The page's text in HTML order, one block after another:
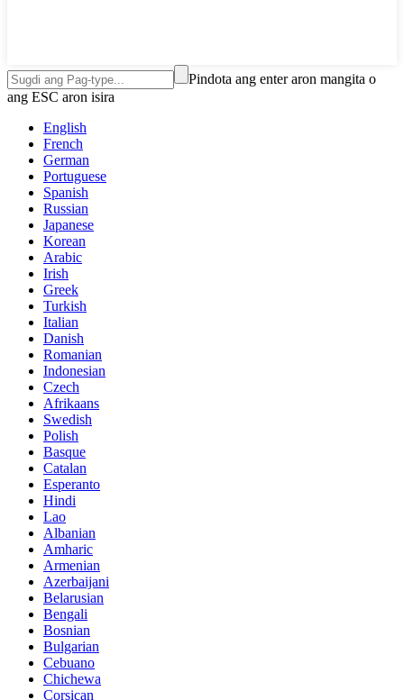
Pindota ang enter aron mangita o
ang ESC aron isira
English
French
German
Portuguese
Spanish
Russian
Japanese
Korean
Arabic
Irish
Greek
Turkish
Italian
Danish
Romanian
Indonesian
Czech
Afrikaans
Swedish
Polish
Basque
Catalan
Esperanto
Hindi
Lao
Albanian
Amharic
Armenian
Azerbaijani
Belarusian
Bengali
Bosnian
Bulgarian
Cebuano
Chichewa
Corsican